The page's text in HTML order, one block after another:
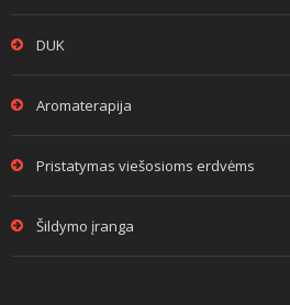
DUK
Aromaterapija
Pristatymas viešosioms erdvėms
Šildymo įranga